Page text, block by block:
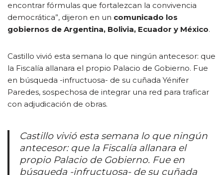
encontrar fórmulas que fortalezcan la convivencia
democrática”, dijeron en un comunicado los
gobiernos de Argentina, Bolivia, Ecuador y México.
Castillo vivió esta semana lo que ningún antecesor: que
la Fiscalía allanara el propio Palacio de Gobierno. Fue
en búsqueda -infructuosa- de su cuñada Yénifer
Paredes, sospechosa de integrar una red para traficar
con adjudicación de obras.
Castillo vivió esta semana lo que ningún
antecesor: que la Fiscalía allanara el
propio Palacio de Gobierno. Fue en
búsqueda -infructuosa- de su cuñada